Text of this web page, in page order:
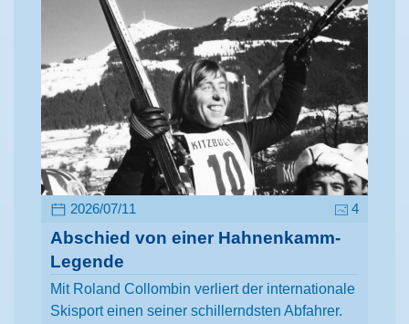
2026/07/11 4
Abschied von einer Hahnenkamm-
Legende
Mit Roland Collombin verliert der internationale
Skisport einen seiner schillerndsten Abfahrer.